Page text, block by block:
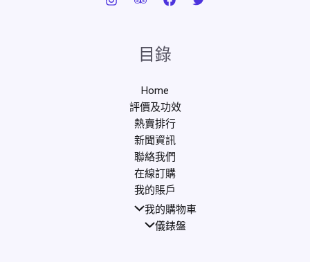
目錄
Home
評價及功效
熱賣排行
新聞資訊
聯絡我們
在線訂購
我的賬戶
我的購物車
儀錶盤